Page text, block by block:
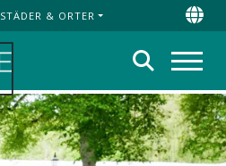
STÄDER & ORTER
Sök